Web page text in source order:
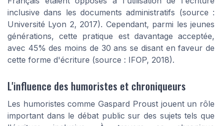
inclusive dans les documents administratifs (source :
Université Lyon 2, 2017). Cependant, parmi les jeunes
générations, cette pratique est davantage acceptée,
avec 45% des moins de 30 ans se disant en faveur de
cette forme d'écriture (source : IFOP, 2018).
L'influence des humoristes et chroniqueurs
Les humoristes comme Gaspard Proust jouent un rôle
important dans le débat public sur des sujets tels que